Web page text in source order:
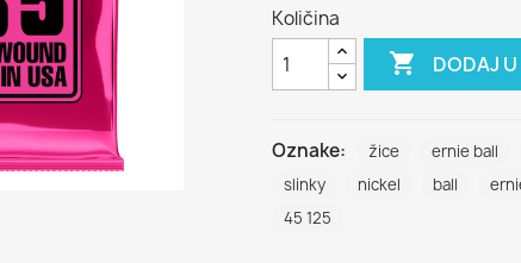
Količina
 DODAJ
Oznake: žice ernie ball
slinky
nickel ball
45 125